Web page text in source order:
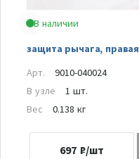
В наличии
защита рычага, правая
Арт.
9010-040024
В узле
1 шт.
Вес
0.138 кг
697 ₽/шт